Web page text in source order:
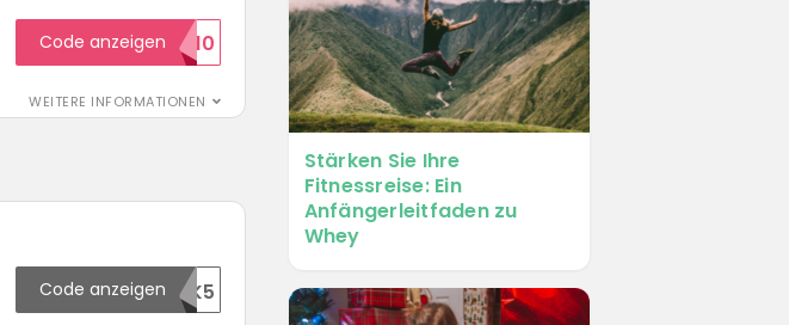
WEITERE INFORMATIONEN
Code anzeigen
WILKOMMEN10
Code anzeigen
132692OTK5
Stärken Sie Ihre
Fitnessreise: Ein
Anfängerleitfaden zu
Whey